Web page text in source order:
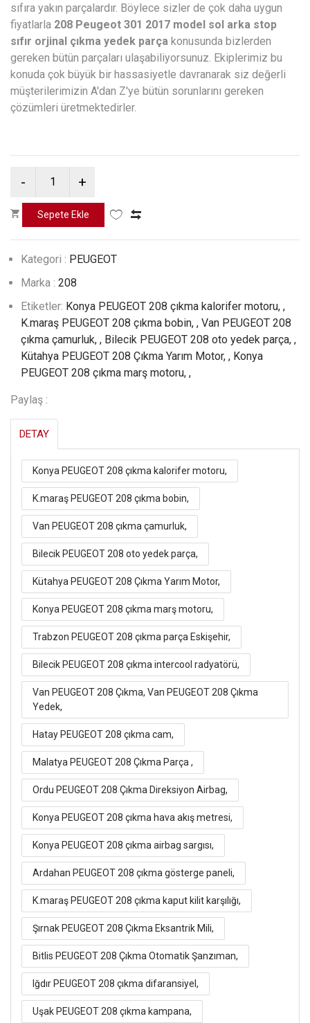
sıfıra yakın parçalardır. Böylece sizler de çok daha uygun
fiyatlarla 208 Peugeot 301 2017 model sol arka stop
sıfır orjinal çıkma yedek parça konusunda bizlerden
gereken bütün parçaları ulaşabiliyorsunuz. Ekiplerimiz bu
konuda çok büyük bir hassasiyetle davranarak siz değerli
müşterilerimizin A'dan Z'ye bütün sorunlarını gereken
çözümleri üretmektedirler.
Kategori : PEUGEOT
Marka : 208
Etiketler: Konya PEUGEOT 208 çıkma kalorifer motoru, ,
K.maraş PEUGEOT 208 çıkma bobin, , Van PEUGEOT 208
çıkma çamurluk, , Bilecik PEUGEOT 208 oto yedek parça, ,
Kütahya PEUGEOT 208 Çıkma Yarım Motor, , Konya
PEUGEOT 208 çıkma marş motoru, ,
Paylaş :
DETAY
Konya PEUGEOT 208 çıkma kalorifer motoru,
K.maraş PEUGEOT 208 çıkma bobin,
Van PEUGEOT 208 çıkma çamurluk,
Bilecik PEUGEOT 208 oto yedek parça,
Kütahya PEUGEOT 208 Çıkma Yarım Motor,
Konya PEUGEOT 208 çıkma marş motoru,
Trabzon PEUGEOT 208 çıkma parça Eskişehir,
Bilecik PEUGEOT 208 çıkma intercool radyatörü,
Van PEUGEOT 208 Çıkma, Van PEUGEOT 208 Çıkma
Yedek,
Hatay PEUGEOT 208 çıkma cam,
Malatya PEUGEOT 208 Çıkma Parça ,
Ordu PEUGEOT 208 Çıkma Direksiyon Airbag,
Konya PEUGEOT 208 çıkma hava akış metresi,
Konya PEUGEOT 208 çıkma airbag sargısı,
Ardahan PEUGEOT 208 çıkma gösterge paneli,
K.maraş PEUGEOT 208 çıkma kaput kilit karşılığı,
Şırnak PEUGEOT 208 Çıkma Eksantrik Mili,
Bitlis PEUGEOT 208 Çıkma Otomatik Şanzıman,
Iğdır PEUGEOT 208 çıkma difaransiyel,
Uşak PEUGEOT 208 çıkma kampana,